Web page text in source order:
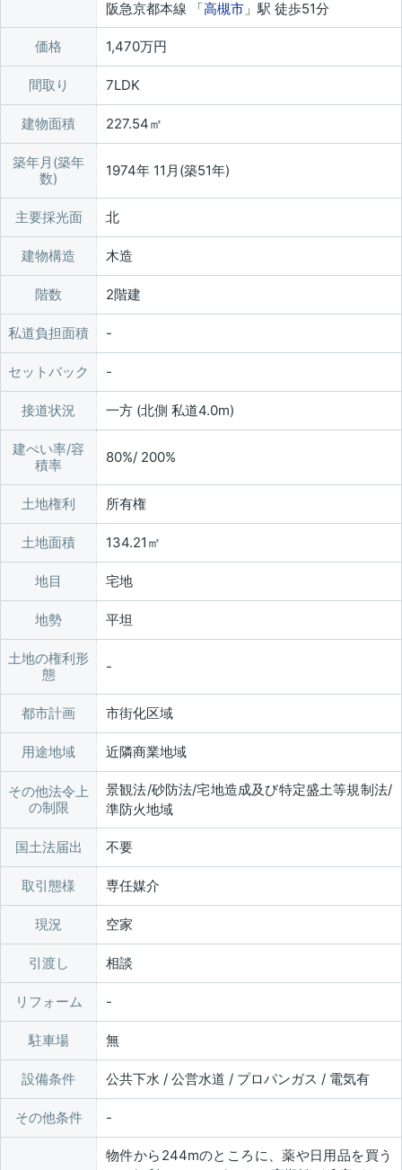
阪急京都本線 「高槻市 」駅 徒歩51分
価格 1,470万円
間取り 7LDK
建物面積 227.54㎡
築年月(築年
数)
1974年 11月(築51年)
主要採光面 北
建物構造 木造
階数 2階建
私道負担面積
セットバック
接道状況 一方 (北側 私道4.0m)
建ぺい率/容
積率
80%/ 200%
土地権利 所有権
土地面積 134.21㎡
地目 宅地
地勢 平坦
土地の権利形
態
都市計画 市街化区域
用途地域 近隣商業地域
その他法令上
の制限
景観法/砂防法/宅地造成及び特定盛土等規制法/
準防火地域
国土法届出 不要
取引態様 専任媒介
現況 空家
引渡し 相談
リフォーム
駐車場 無
設備条件 公共下水 / 公営水道 / プロパンガス / 電気有
その他条件
物件から244mのところに、薬や日用品を買う